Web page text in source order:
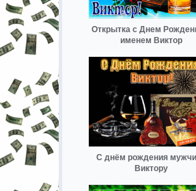
Открытка с Днем
именем Виктор
С днём рождения
Виктору